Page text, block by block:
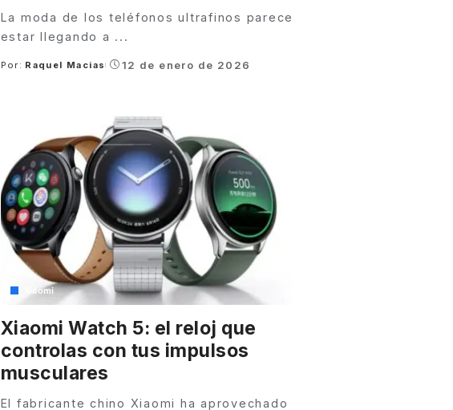
La moda de los teléfonos ultrafinos parece
estar llegando a ...
Posted
Por: Raquel Macias 12 de enero de 2026
Xiaomi
Xiaomi Watch 5: el reloj que
controlas con tus impulsos
musculares
El fabricante chino Xiaomi ha aprovechado